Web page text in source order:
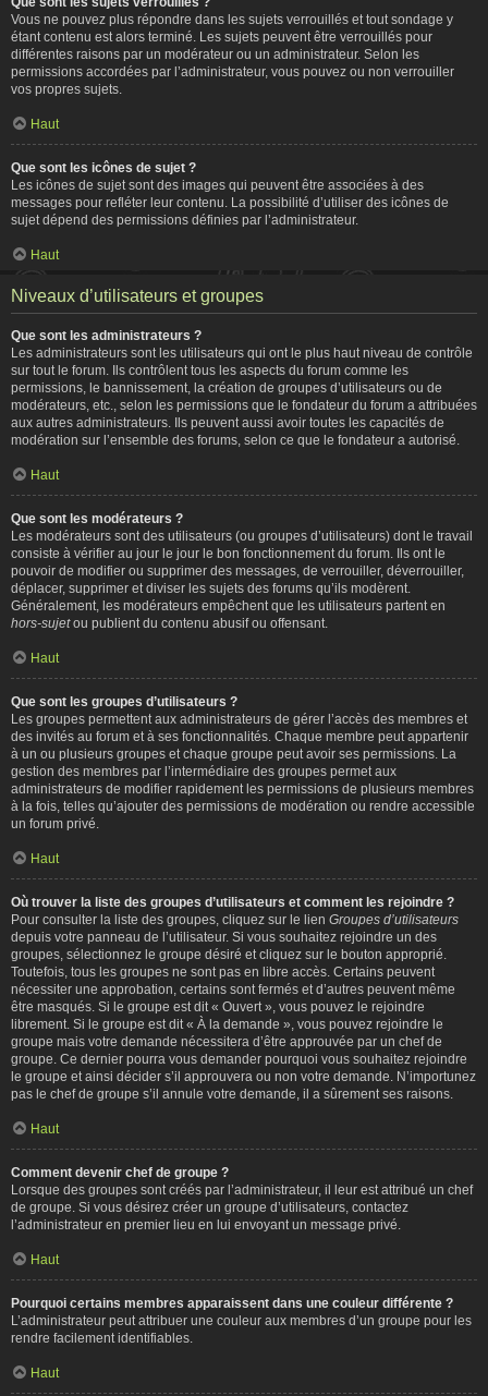
Vous ne pouvez plus répondre dans les sujets verrouillés et tout sondage y
étant contenu est alors terminé. Les sujets peuvent être verrouillés pour
différentes raisons par un modérateur ou un administrateur. Selon les
permissions accordées par l’administrateur, vous pouvez ou non verrouiller
vos propres sujets.
Haut
Que sont les icônes de sujet ?
Les icônes de sujet sont des images qui peuvent être associées à des
messages pour refléter leur contenu. La possibilité d’utiliser des icônes de
sujet dépend des permissions définies par l’administrateur.
Haut
Niveaux d’utilisateurs et groupes
Que sont les administrateurs ?
Les administrateurs sont les utilisateurs qui ont le plus haut niveau de contrôle
sur tout le forum. Ils contrôlent tous les aspects du forum comme les
permissions, le bannissement, la création de groupes d’utilisateurs ou de
modérateurs, etc., selon les permissions que le fondateur du forum a attribuées
aux autres administrateurs. Ils peuvent aussi avoir toutes les capacités de
modération sur l’ensemble des forums, selon ce que le fondateur a autorisé.
Haut
Que sont les modérateurs ?
Les modérateurs sont des utilisateurs (ou groupes d’utilisateurs) dont le travail
consiste à vérifier au jour le jour le bon fonctionnement du forum. Ils ont le
pouvoir de modifier ou supprimer des messages, de verrouiller, déverrouiller,
déplacer, supprimer et diviser les sujets des forums qu’ils modèrent.
Généralement, les modérateurs empêchent que les utilisateurs partent en
hors-sujetou publient du contenu abusif ou offensant.
Haut
Que sont les groupes d’utilisateurs ?
Les groupes permettent aux administrateurs de gérer l’accès des membres et
des invités au forum et à ses fonctionnalités. Chaque membre peut appartenir
à un ou plusieurs groupes et chaque groupe peut avoir ses permissions. La
gestion des membres par l’intermédiaire des groupes permet aux
administrateurs de modifier rapidement les permissions de plusieurs membres
à la fois, telles qu’ajouter des permissions de modération ou rendre accessible
un forum privé.
Haut
Où trouver la liste des groupes d’utilisateurs et comment les rejoindre ?
Pour consulter la liste des groupes, cliquez sur le lien Groupes d’utilisateurs
depuis votre panneau de l’utilisateur. Si vous souhaitez rejoindre un des
groupes, sélectionnez le groupe désiré et cliquez sur le bouton approprié.
Toutefois, tous les groupes ne sont pas en libre accès. Certains peuvent
nécessiter une approbation, certains sont fermés et d’autres peuvent même
être masqués. Si le groupe est dit « Ouvert », vous pouvez le rejoindre
librement. Si le groupe est dit « À la demande », vous pouvez rejoindre le
groupe mais votre demande nécessitera d’être approuvée par un chef de
groupe. Ce dernier pourra vous demander pourquoi vous souhaitez rejoindre
le groupe et ainsi décider s’il approuvera ou non votre demande. N’importunez
pas le chef de groupe s’il annule votre demande, il a sûrement ses raisons.
Haut
Comment devenir chef de groupe ?
Lorsque des groupes sont créés par l’administrateur, il leur est attribué un chef
de groupe. Si vous désirez créer un groupe d’utilisateurs, contactez
l’administrateur en premier lieu en lui envoyant un message privé.
Haut
Pourquoi certains membres apparaissent dans une couleur différente ?
L’administrateur peut attribuer une couleur aux membres d’un groupe pour les
rendre facilement identifiables.
Haut